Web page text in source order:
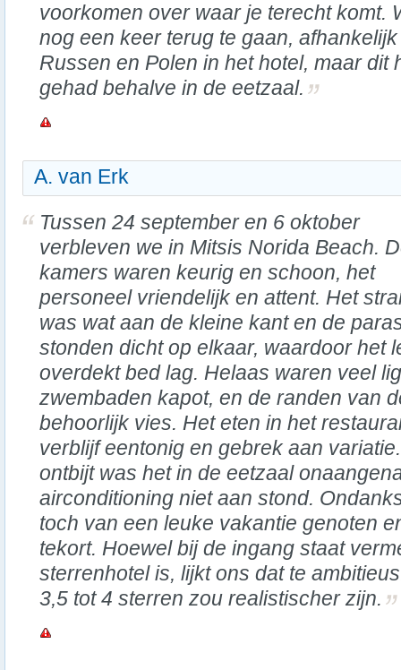
voorkomen over waar je terecht komt.
nog een keer terug te gaan,
Russen en Polen in het hotel, maar dit
gehad behalve in de eetzaal.
A. van Erk
Tussen 24 september en 6 oktober
verbleven we in Mitsis Norida Beach.
kamers waren keurig en schoon, het
personeel vriendelijk en attent. Het
was wat aan de kleine kant en de
stonden dicht op elkaar, waardoor het
overdekt bed lag. Helaas waren veel
zwembaden kapot, en de randen van
behoorlijk vies. Het eten in het
verblijf eentonig en gebrek aan
ontbijt was het in de eetzaal
airconditioning niet aan stond.
toch van een leuke vakantie genoten
tekort. Hoewel bij de ingang staat
sterrenhotel is, lijkt ons dat te
3,5 tot 4 sterren zou realistischer zijn.